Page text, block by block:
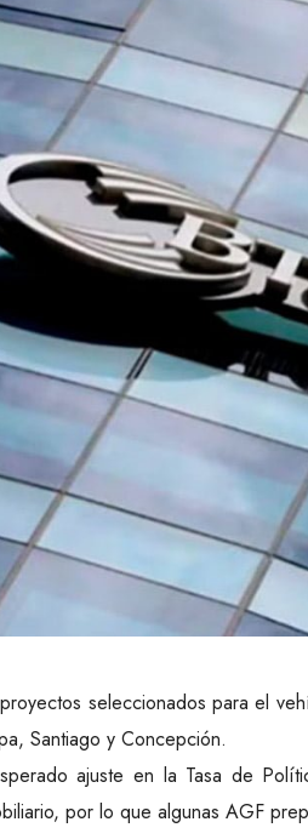
seleccionados para el
Santiago y Concepción.
ajuste en la Tasa de
por lo que algunas AGF